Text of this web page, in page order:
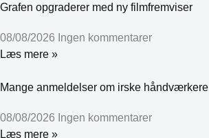
Grafen opgraderer med ny filmfremviser
08/08/2026 Ingen kommentarer
Læs mere »
Mange anmeldelser om irske håndværkere
08/08/2026 Ingen kommentarer
Læs mere »